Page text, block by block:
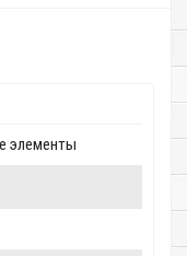
элементы